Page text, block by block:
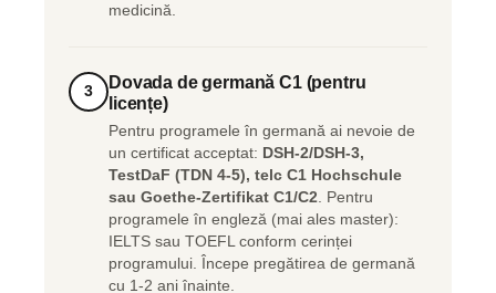
medicină.
3
Dovada de germană C1 (pentru
licențe)
Pentru programele în germană ai nevoie de
un certificat acceptat: DSH-2/DSH-3,
TestDaF (TDN 4-5), telc C1 Hochschule
sau Goethe-Zertifikat C1/C2 . Pentru
programele în engleză (mai ales master):
IELTS sau TOEFL conform cerinței
programului. Începe pregătirea de germană
cu 1-2 ani înainte.